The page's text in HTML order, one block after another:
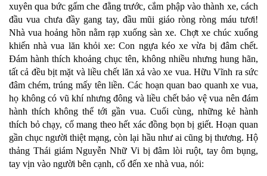
xuyên qua bức gấm che đằng trước, cắm phập vào thành xe, cách
đầu vua chưa đầy gang tay, đầu mũi giáo ròng ròng máu tươi!
Nhà vua hoảng hồn nằm rạp xuống sàn xe. Chợt xe chúc xuống
khiến nhà vua lăn khỏi xe: Con ngựa kéo xe vừa bị đâm chết.
Đám hành thích khoảng chục tên, không nhiều nhưng hung hãn,
tất cả đều bịt mặt và liều chết lăn xả vào xe vua. Hữu Vĩnh ra sức
đâm chém, trúng mấy tên liền. Các hoạn quan bao quanh xe vua,
họ không có vũ khí nhưng đông và liều chết bảo vệ vua nên đám
hành thích không thể tới gần vua. Cuối cùng, những kẻ hành
thích bỏ chạy, cố mang theo hết xác đồng bọn bị giết. Hoạn quan
gần chục người thiệt mạng, còn lại hầu như ai cũng bị thương. Hộ
thảng Thái giám Nguyễn Nhữ Vi bị đâm lòi ruột, tay ôm bụng,
tay vịn vào người bên cạnh, cố đến xe nhà vua, nói: